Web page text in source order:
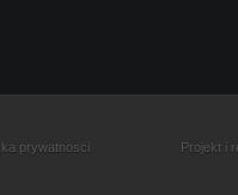
prywatnosci Projekt i